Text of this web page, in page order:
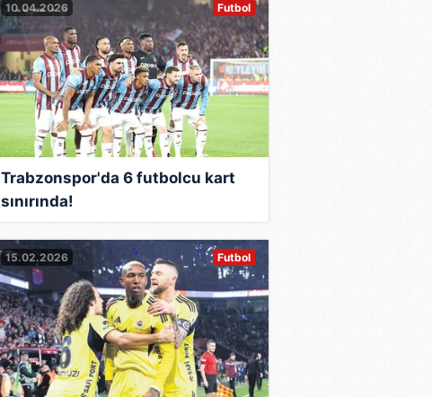
10.04.2026 Futbol
Trabzonspor'da 6 futbolcu kart
sınırında!
15.02.2026 Futbol